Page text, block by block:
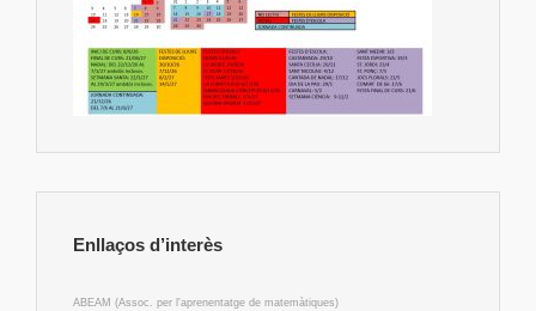
Enllaços d’interès
ABEAM (Assoc. per l'aprenentatge de matemàtiques)